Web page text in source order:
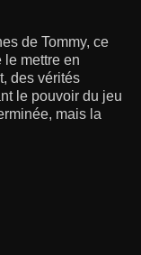
de Tommy, ce
mettre en
des vérités
le pouvoir du jeu
mais la